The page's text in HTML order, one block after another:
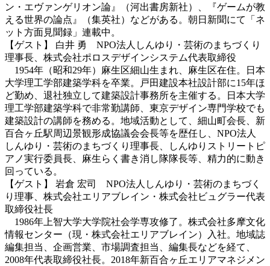
ン・エヴァンゲリオン論』（河出書房新社）、『ゲームが教
える世界の論点』（集英社）などがある。朝日新聞にて「ネ
ット方面見聞録」連載中。
【ゲスト】 白井 勇 NPO法人しんゆり・芸術のまちづくり
理事長、株式会社ポロスデザインシステム代表取締役
1954年（昭和29年）麻生区細山生まれ、麻生区在住。日本
大学理工学部建築学科を卒業。戸田建設本社設計部に15年ほ
ど勤め、退社独立して建築設計事務所を主催する。日本大学
理工学部建築学科で非常勤講師、東京デザイン専門学校でも
建築設計の講師を務める。地域活動として、細山町会長、新
百合ヶ丘駅周辺景観形成協議会会長等を歴任し、NPO法人
しんゆり・芸術のまちづくり理事長、しんゆりストリートピ
アノ実行委員長、麻生らく書き消し隊隊長等、精力的に動き
回っている。
【ゲスト】 岩倉 宏司 NPO法人しんゆり・芸術のまちづく
り理事、株式会社エリアブレイン・株式会社ビュグラー代表
取締役社長
1986年上智大学大学院社会学専攻修了。株式会社多摩文化
情報センター（現・株式会社エリアブレイン）入社。地域誌
編集担当、企画営業、市場調査担当、編集長などを経て、
2008年代表取締役社長。2018年新百合ヶ丘エリアマネジメン